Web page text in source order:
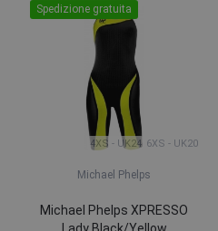
Spedizione gratuita
4XS - UK24 6XS - UK20
Michael Phelps
Michael Phelps XPRESSO